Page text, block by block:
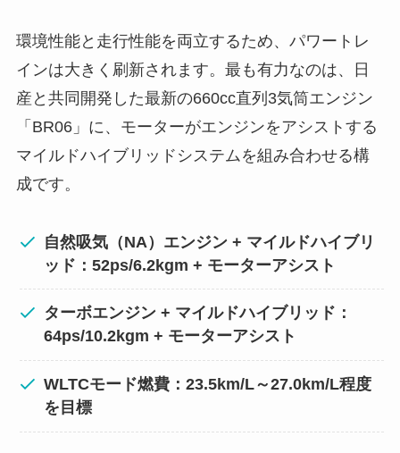
環境性能と走行性能を両立するため、パワートレ
インは大きく刷新されます。最も有力なのは、日
産と共同開発した最新の660cc直列3気筒エンジン
「BR06」に、モーターがエンジンをアシストする
マイルドハイブリッドシステムを組み合わせる構
成です。
自然吸気（NA）エンジン + マイルドハイブリ
ッド：52ps/6.2kgm + モーターアシスト
ターボエンジン + マイルドハイブリッド：
64ps/10.2kgm + モーターアシスト
WLTCモード燃費：23.5km/L～27.0km/L程度
を目標